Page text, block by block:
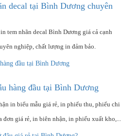
decal tại Bình Dương chuyên
tem nhãn decal Bình Dương giá cả cạnh
nghiệp, chất lượng in đảm bảo.
hàng đầu tại Bình Dương
in biểu mẫu giá rẻ, in phiếu thu, phiếu chi
giá rẻ, in biên nhận, in phiếu xuất kho,...